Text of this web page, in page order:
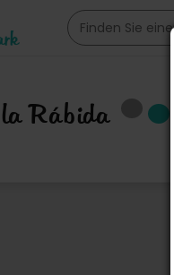
Rábida